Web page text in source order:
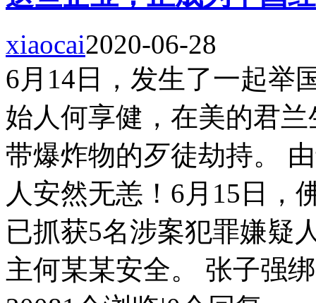
xiaocai2020-06-28
6月14日，发生了一起举
始人何享健，在美的君
带爆炸物的歹徒劫持。
人安然无恙！6月15日，
已抓获5名涉案犯罪嫌疑
主何某某安全。 张子强